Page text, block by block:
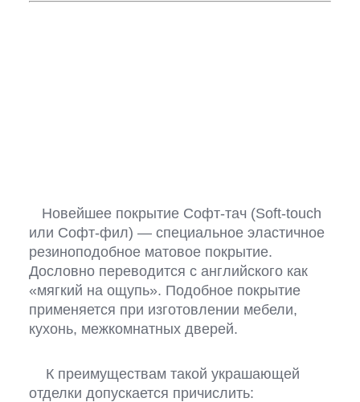
Новейшее покрытие Софт-тач (Soft-touch
или Софт-фил) — специальное эластичное
резиноподобное матовое покрытие.
Дословно переводится с английского как
«мягкий на ощупь». Подобное покрытие
применяется при изготовлении мебели,
кухонь, межкомнатных дверей.
К преимуществам такой украшающей
отделки допускается причислить: